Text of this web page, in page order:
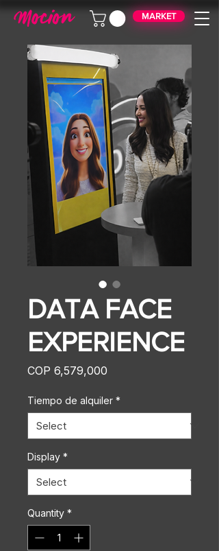
MARKET
DATA FACE
EXPERIENCE
COP 6,579,000
Tiempo de alquiler *
Display *
Quantity *